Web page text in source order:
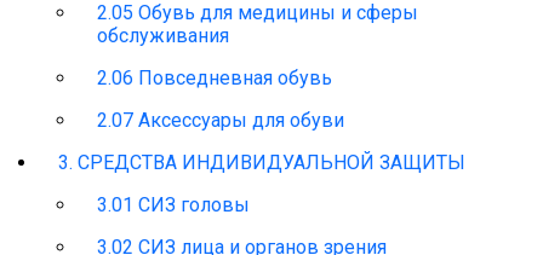
2.05 Обувь для медицины и сферы
обслуживания
2.06 Повседневная обувь
2.07 Аксессуары для обуви
3. СРЕДСТВА ИНДИВИДУАЛЬНОЙ ЗАЩИТЫ
3.01 СИЗ головы
3.02 СИЗ лица и органов зрения